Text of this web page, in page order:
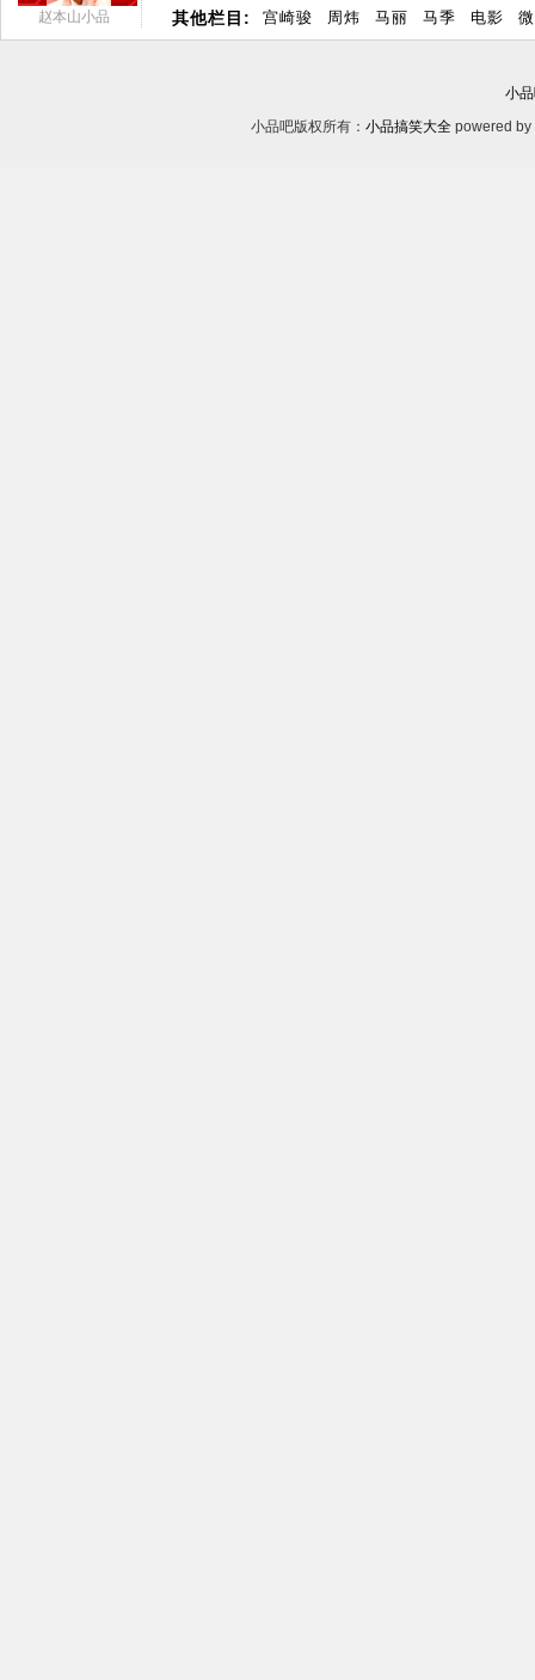
赵本山小品 其他栏目: 宫崎骏 周炜 马丽 马季 电影
小
小品吧版权所有： 小品搞笑大全 powered by